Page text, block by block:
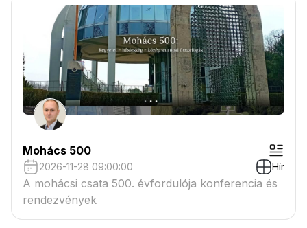
Mohács 500
2026-11-28 09:00:00 Hír
A mohácsi csata 500. évfordulója konferencia és
rendezvények